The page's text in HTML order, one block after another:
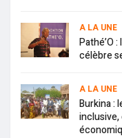
A LA UNE
Pathé’O
célèbre
A LA UNE
Burkina :